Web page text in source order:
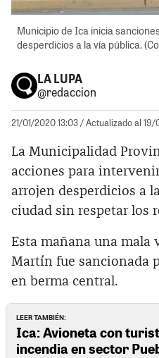
Municipio de Ica inicia
desperdicios a la vía pública.
LA LUPA
@redaccion
21/01/2020 13:03/ Actualizado al 19/
La Municipalidad
acciones para
arrojen desperdicios a
ciudad sin respetar los
Esta mañana una mala
Martín fue sancionada
en berma central.
LEER TAMBIÉN:
Ica: Avioneta con
incendia en sector